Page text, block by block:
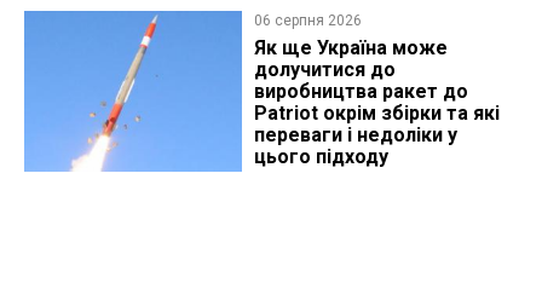
06 серпня 2026
Як ще Україна може
долучитися до
виробництва ракет до
Patriot окрім збірки та які
переваги і недоліки у
цього підходу